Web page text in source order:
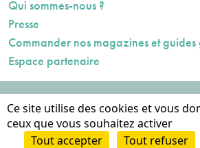
Qui sommes-nous ?
Presse
Commander nos magazines et
Espace partenaire
Données
Cookies
Ce site utilise des cookies et vous
ceux que vous souhaitez activer
Tout accepter
Tout refuser